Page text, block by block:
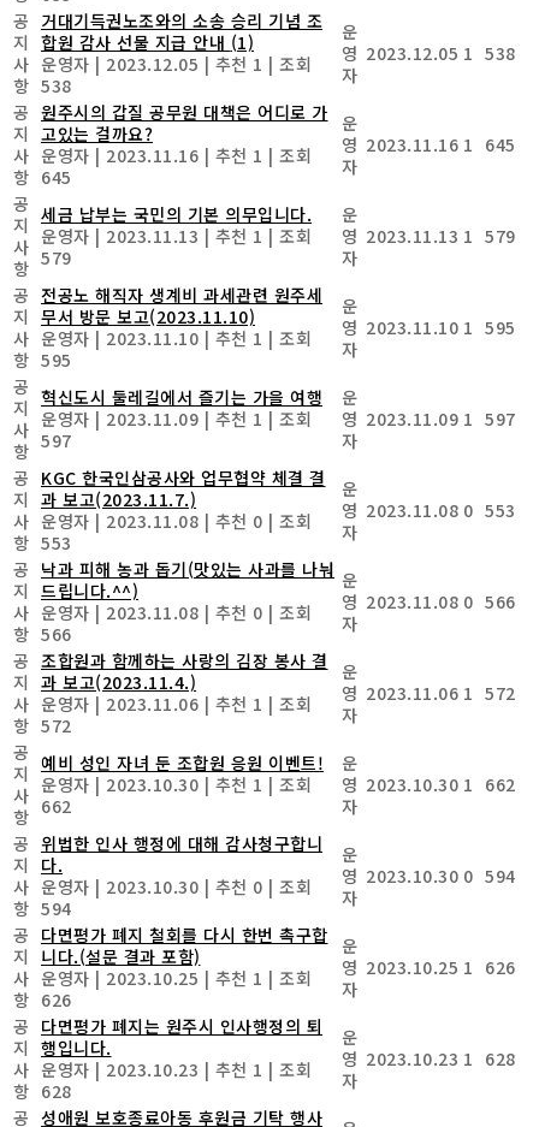
공
지
사
항
거대기득권노조와의 소송 승리 기념 조
합원 감사 선물 지급 안내 (1)
운영자 | 2023.12.05 | 추천 1 | 조회
538
운
영
자
2023.12.05 1 538
공
지
사
항
원주시의 갑질 공무원 대책은 어디로 가
고있는 걸까요?
운영자 | 2023.11.16 | 추천 1 | 조회
645
운
영
자
2023.11.16 1 645
공
지
사
항
세금 납부는 국민의 기본 의무입니다.
운영자 | 2023.11.13 | 추천 1 | 조회
579
운
영
자
2023.11.13 1 579
공
지
사
항
전공노 해직자 생계비 과세관련 원주세
무서 방문 보고(2023.11.10)
운영자 | 2023.11.10 | 추천 1 | 조회
595
운
영
자
2023.11.10 1 595
공
지
사
항
혁신도시 둘레길에서 즐기는 가을 여행
운영자 | 2023.11.09 | 추천 1 | 조회
597
운
영
자
2023.11.09 1 597
공
지
사
항
KGC 한국인삼공사와 업무협약 체결 결
과 보고(2023.11.7.)
운영자 | 2023.11.08 | 추천 0 | 조회
553
운
영
자
2023.11.08 0 553
공
지
사
항
낙과 피해 농과 돕기(맛있는 사과를 나눠
드립니다.^^)
운영자 | 2023.11.08 | 추천 0 | 조회
566
운
영
자
2023.11.08 0 566
공
지
사
항
조합원과 함께하는 사랑의 김장 봉사 결
과 보고(2023.11.4.)
운영자 | 2023.11.06 | 추천 1 | 조회
572
운
영
자
2023.11.06 1 572
공
지
사
항
예비 성인 자녀 둔 조합원 응원 이벤트!
운영자 | 2023.10.30 | 추천 1 | 조회
662
운
영
자
2023.10.30 1 662
공
지
사
항
위법한 인사 행정에 대해 감사청구합니
다.
운영자 | 2023.10.30 | 추천 0 | 조회
594
운
영
자
2023.10.30 0 594
공
지
사
항
다면평가 폐지 철회를 다시 한번 촉구합
니다.(설문 결과 포함)
운영자 | 2023.10.25 | 추천 1 | 조회
626
운
영
자
2023.10.25 1 626
공
지
사
항
다면평가 폐지는 원주시 인사행정의 퇴
행입니다.
운영자 | 2023.10.23 | 추천 1 | 조회
628
운
영
자
2023.10.23 1 628
공 성애원 보호종료아동 후원금 기탁 행사